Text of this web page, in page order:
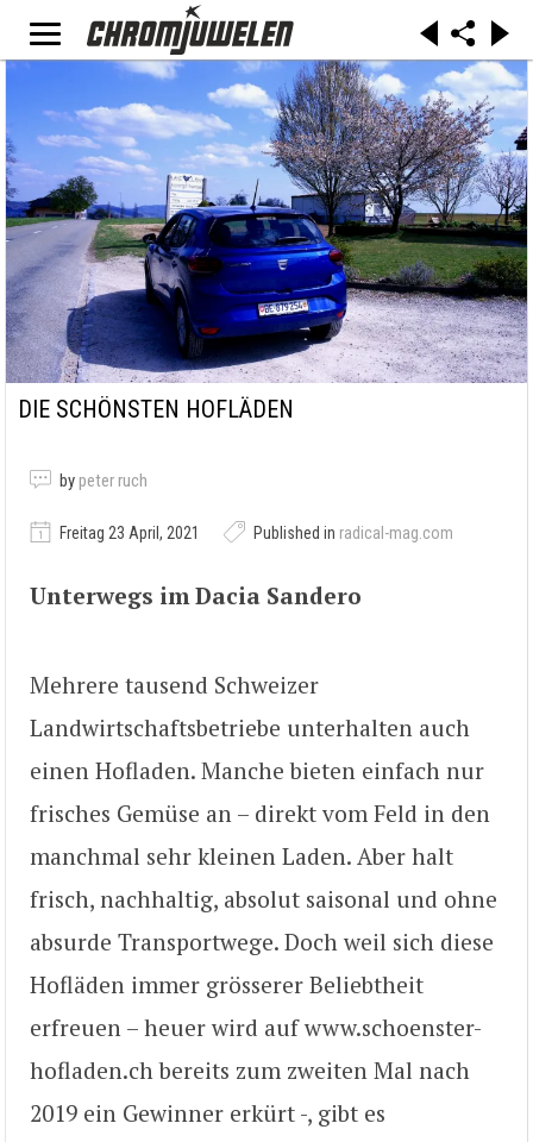
DIE SCHÖNSTEN HOFLÄDEN
by peter ruch
Freitag 23 April, 2021 Published in radical-mag.com
Unterwegs im Dacia Sandero
Mehrere tausend Schweizer
Landwirtschaftsbetriebe unterhalten auch
einen Hofladen. Manche bieten einfach nur
frisches Gemüse an – direkt vom Feld in den
manchmal sehr kleinen Laden. Aber halt
frisch, nachhaltig, absolut saisonal und ohne
absurde Transportwege. Doch weil sich diese
Hofläden immer grösserer Beliebtheit
erfreuen – heuer wird auf www.schoenster-
hofladen.ch bereits zum zweiten Mal nach
2019 ein Gewinner erkürt -, gibt es